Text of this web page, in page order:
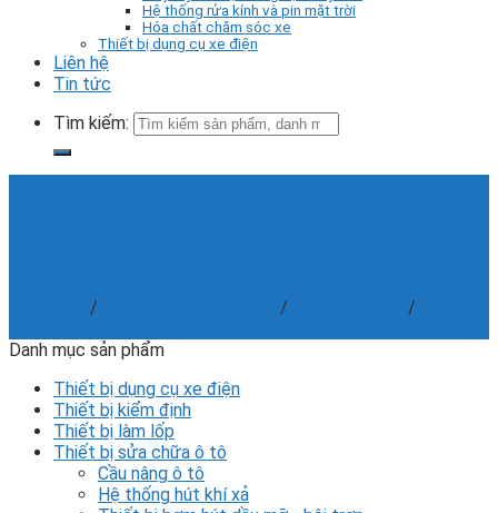
Hệ thống rửa kính và pin mặt trời
Hóa chất chăm sóc xe
Thiết bị dụng cụ xe điện
Liên hệ
Tin tức
Tìm kiếm:
/ / /
Danh mục sản phẩm
Thiết bị dụng cụ xe điện
Thiết bị kiểm định
Thiết bị làm lốp
Thiết bị sửa chữa ô tô
Cầu nâng ô tô
Hệ thống hút khí xả